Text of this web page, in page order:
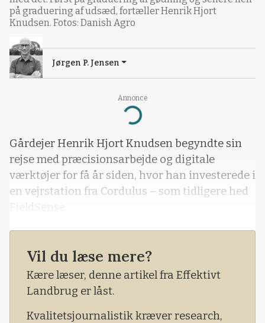
Annonce
Loading...
på graduering af udsæd, fortæller Henrik Hjort
Knudsen. Fotos: Danish Agro
Jørgen P. Jensen
Gårdejer Henrik Hjort Knudsen begyndte sin
rejse med præcisionsarbejde og digitale
værktøjer for få år siden, hvor han investerede i
en vejrstation fra Cordulus – som tidligere hed
FieldSense.
Herfra har udviklingen taget fart.
Vil du læse mere?
Kære læser, denne artikel fra Effektivt
Landbrug er låst.
Kvalitetsjournalistik kræver research,